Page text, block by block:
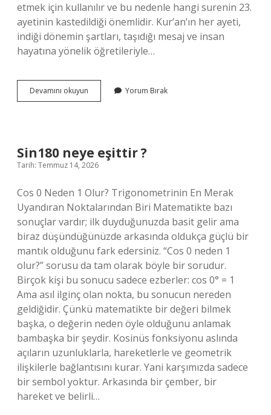
etmek için kullanılır ve bu nedenle hangi surenin 23.
ayetinin kastedildiği önemlidir. Kur’an’ın her ayeti,
indiği dönemin şartları, taşıdığı mesaj ve insan
hayatına yönelik öğretileriyle…
Devamını okuyun
ayet
Yorum Bırak
Sin180 neye eşittir ?
Tarih: Temmuz 14, 2026
Cos 0 Neden 1 Olur? Trigonometrinin En Merak
Uyandıran Noktalarından Biri Matematikte bazı
sonuçlar vardır; ilk duyduğunuzda basit gelir ama
biraz düşündüğünüzde arkasında oldukça güçlü bir
mantık olduğunu fark edersiniz. “Cos 0 neden 1
olur?” sorusu da tam olarak böyle bir sorudur.
Birçok kişi bu sonucu sadece ezberler: cos 0° = 1
Ama asıl ilginç olan nokta, bu sonucun nereden
geldiğidir. Çünkü matematikte bir değeri bilmek
başka, o değerin neden öyle olduğunu anlamak
bambaşka bir şeydir. Kosinüs fonksiyonu aslında
açıların uzunluklarla, hareketlerle ve geometrik
ilişkilerle bağlantısını kurar. Yani karşımızda sadece
bir sembol yoktur. Arkasında bir çember, bir
hareket ve belirli…